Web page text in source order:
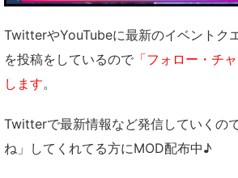
TwitterやYouTubeに最新のイベントク
を投稿をしているので 「フォロー・チ
します。
Twitterで最新情報など発信していくの
ね」してくれてる方にMOD配布中♪